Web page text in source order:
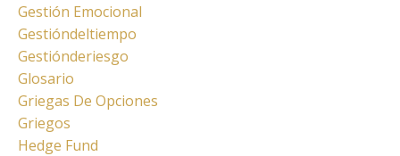
Gestión Emocional
Gestióndeltiempo
Gestiónderiesgo
Glosario
Griegas De Opciones
Griegos
Hedge Fund